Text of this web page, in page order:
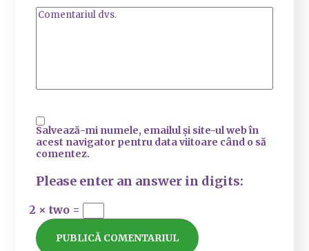
Salvează-mi numele, emailul și site-ul web în
acest navigator pentru data viitoare când o să
comentez.
Please enter an answer in digits:
2 × two =